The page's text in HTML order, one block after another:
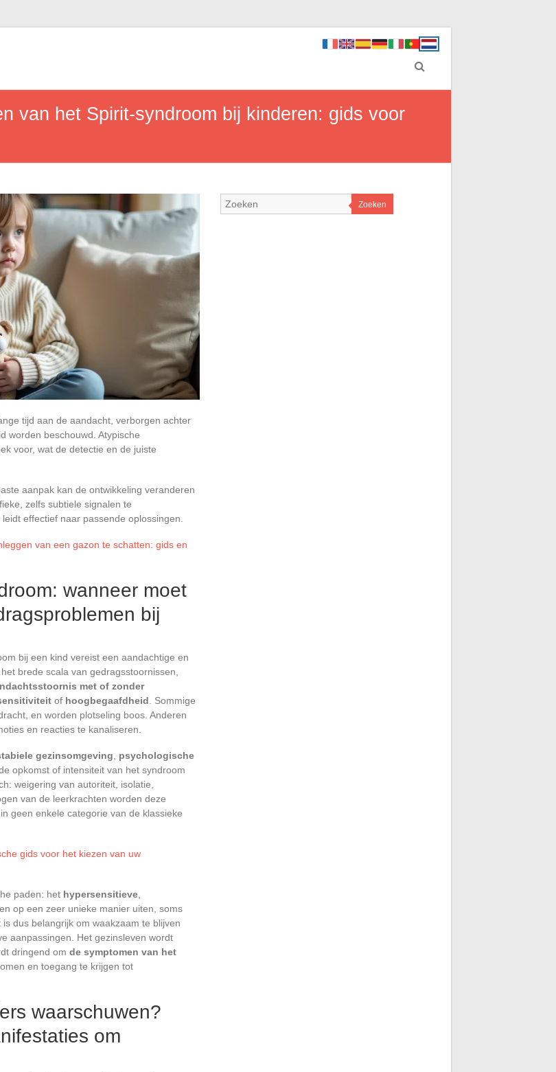
van het Spirit-syndroom bij kinderen: gids voor
tijd aan de aandacht, verborgen achter
worden beschouwd. Atypische
voor, wat de detectie en de juiste
aanpak kan de ontwikkeling veranderen
zelfs subtiele signalen te
effectief naar passende oplossingen.
van een gazon te schatten: gids en
wanneer moet
bij
bij een kind vereist een aandachtige en
brede scala van gedragsstoornissen,
met of zonder
of hoogbegaafdheid . Sommige
en worden plotseling boos. Anderen
en reacties te kanaliseren.
gezinsomgeving
psychologische
opkomst of intensiteit van het syndroom
weigering van autoriteit, isolatie,
van de leerkrachten worden deze
geen enkele categorie van de klassieke
gids voor het kiezen van uw
paden: het hypersensitieve
op een zeer unieke manier uiten, soms
dus belangrijk om waakzaam te blijven
aanpassingen. Het gezinsleven wordt
dringend om de symptomen van het
en toegang te krijgen tot
waarschuwen?
om
Zoeken